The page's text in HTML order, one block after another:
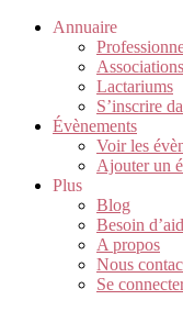
Annuaire
Lactariums
S’inscrire
Évènements
Voir les
Ajouter un
Plus
Blog
Besoin
A propos
Nous
Se